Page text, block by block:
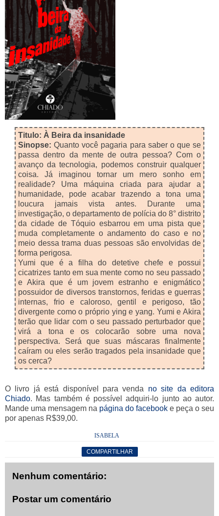
Titulo: À Beira da insanidade
Sinopse: Quanto você pagaria para saber o que se
passa dentro da mente de outra pessoa? Com o
avanço da tecnologia, podemos construir qualquer
coisa. Já imaginou tornar um mero sonho em
realidade? Uma máquina criada para ajudar a
humanidade, pode acabar trazendo a tona uma
loucura jamais vista antes. Durante uma
investigação, o departamento de polícia do 8° distrito
da cidade de Tóquio esbarrou em uma pista que
muda completamente o andamento do caso e no
meio dessa trama duas pessoas são envolvidas de
forma perigosa.
Yumi que é a filha do detetive chefe e possui
cicatrizes tanto em sua mente como no seu passado
e Akira que é um jovem estranho e enigmático
possuidor de diversos transtornos, feridas e guerras
internas, frio e caloroso, gentil e perigoso, tão
divergente como o próprio ying e yang. Yumi e Akira
terão que lidar com o seu passado perturbador que
virá a tona e os colocarão sobre uma nova
perspectiva. Será que suas máscaras finalmente
caíram ou eles serão tragados pela insanidade que
os cerca?
O livro já está disponível para venda no site da editora
Chiado. Mas também é possível adquiri-lo junto ao autor.
Mande uma mensagem na página do facebook e peça o seu
por apenas R$39,00.
ISABELA
COMPARTILHAR
Nenhum comentário:
Postar um comentário